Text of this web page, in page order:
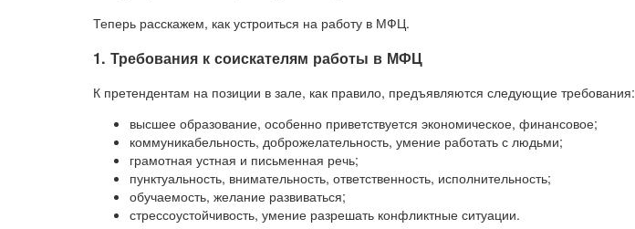
Теперь расскажем, как устроиться на работу в МФЦ.
1. Требования к соискателям работы в МФЦ
К претендентам на позиции в зале, как правило, предъявляются следующие требования:
высшее образование, особенно приветствуется экономическое, финансовое;
коммуникабельность, доброжелательность, умение работать с людьми;
грамотная устная и письменная речь;
пунктуальность, внимательность, ответственность, исполнительность;
обучаемость, желание развиваться;
стрессоустойчивость, умение разрешать конфликтные ситуации.